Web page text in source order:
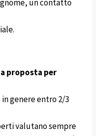
un contatto
proposta per
genere entro 2/3
valutano sempre